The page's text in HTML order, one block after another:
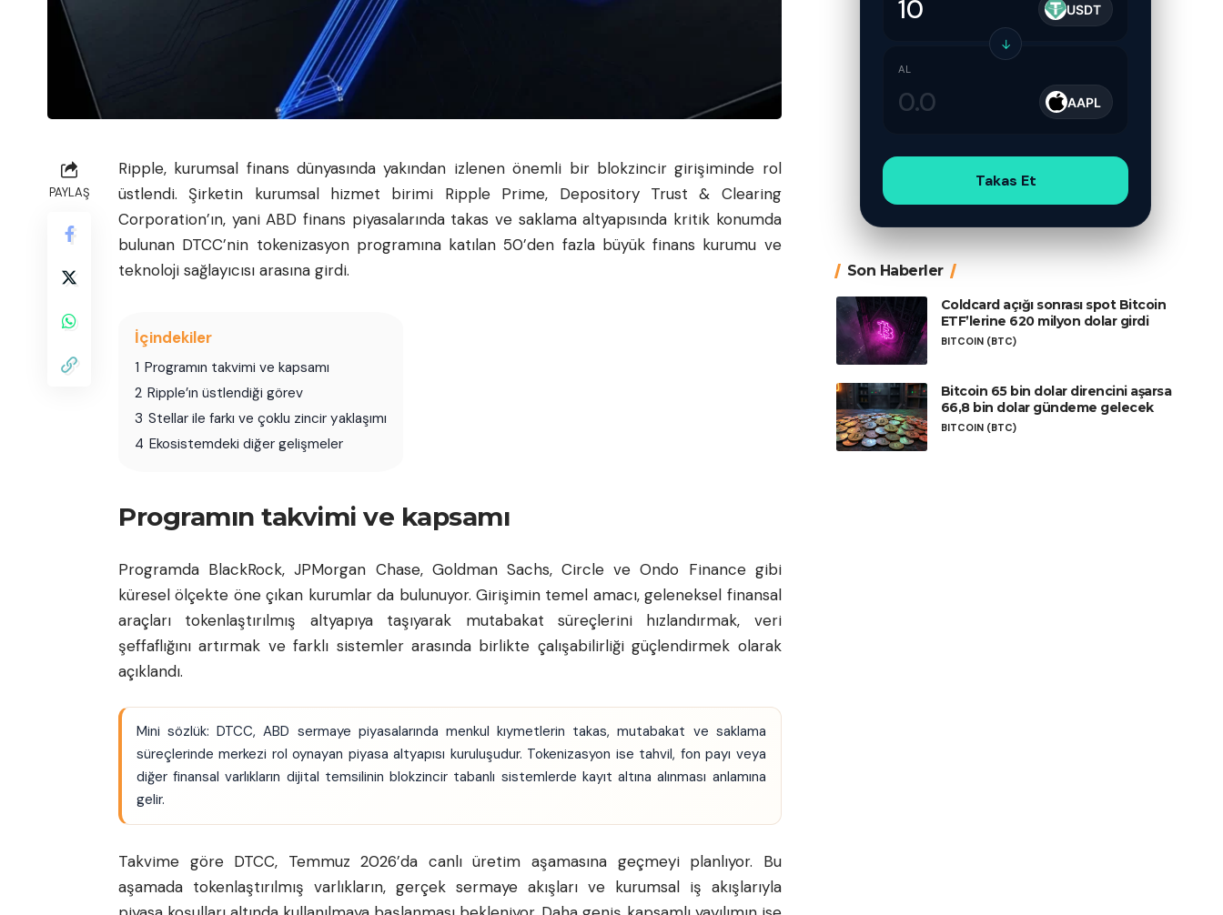
PAYLAŞ
Ripple, kurumsal finans dünyasında yakından izlenen önemli bir blokzincir girişiminde rol
üstlendi. Şirketin kurumsal hizmet birimi Ripple Prime, Depository Trust & Clearing
Corporation’ın, yani ABD finans piyasalarında takas ve saklama altyapısında kritik konumda
bulunan DTCC’nin tokenizasyon programına katılan 50’den fazla büyük finans kurumu ve
teknoloji sağlayıcısı arasına girdi.
İçindekiler
1 Programın takvimi ve kapsamı
2 Ripple’ın üstlendiği görev
3 Stellar ile farkı ve çoklu zincir yaklaşımı
4 Ekosistemdeki diğer gelişmeler
Programın takvimi ve kapsamı
Programda BlackRock, JPMorgan Chase, Goldman Sachs, Circle ve Ondo Finance gibi
küresel ölçekte öne çıkan kurumlar da bulunuyor. Girişimin temel amacı, geleneksel finansal
araçları tokenlaştırılmış altyapıya taşıyarak mutabakat süreçlerini hızlandırmak, veri
şeffaflığını artırmak ve farklı sistemler arasında birlikte çalışabilirliği güçlendirmek olarak
açıklandı.
Mini sözlük: DTCC, ABD sermaye piyasalarında menkul kıymetlerin takas, mutabakat ve saklama
süreçlerinde merkezi rol oynayan piyasa altyapısı kuruluşudur. Tokenizasyon ise tahvil, fon payı veya
diğer finansal varlıkların dijital temsilinin blokzincir tabanlı sistemlerde kayıt altına alınması anlamına
gelir.
Takvime göre DTCC, Temmuz 2026’da canlı üretim aşamasına geçmeyi planlıyor. Bu
aşamada tokenlaştırılmış varlıkların, gerçek sermaye akışları ve kurumsal iş akışlarıyla
USDT
↓
AL
AAPL
Takas Et
Son Haberler
Coldcard açığı sonrası spot Bitcoin
ETF’lerine 620 milyon dolar girdi
BITCOIN (BTC)
Bitcoin 65 bin dolar direncini aşarsa
66,8 bin dolar gündeme gelecek
BITCOIN (BTC)